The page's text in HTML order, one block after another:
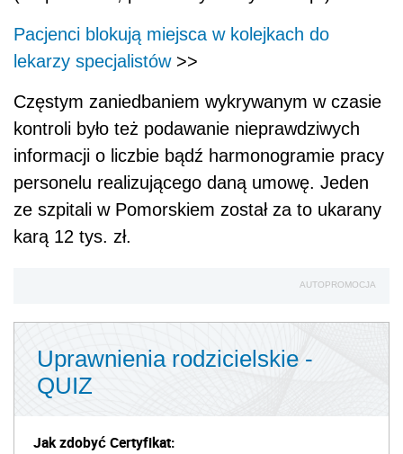
Pacjenci blokują miejsca w kolejkach do
lekarzy specjalistów>>
Częstym zaniedbaniem wykrywanym w czasie
kontroli było też podawanie nieprawdziwych
informacji o liczbie bądź harmonogramie pracy
personelu realizującego daną umowę. Jeden
ze szpitali w Pomorskiem został za to ukarany
karą 12 tys. zł.
AUTOPROMOCJA
Uprawnienia rodzicielskie -
QUIZ
Jak zdobyć Certyfikat: